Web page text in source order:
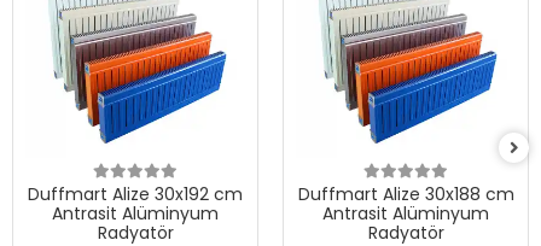
Duffmart Alize 30x192 cm
Antrasit Alüminyum
Radyatör
Duffmart Alize 30x188 cm
Antrasit Alüminyum
Radyatör